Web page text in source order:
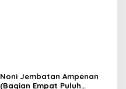
Noni Jembatan Ampenan
(Bagian Empat Puluh